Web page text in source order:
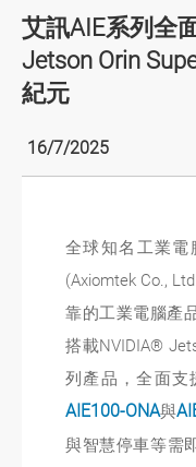
艾訊AIE系列全
Jetson Orin
紀元
16/7/2025
全球知名工業電
(Axiomtek Co.,
靠的工業電腦產
搭載NVIDIA®
列產品，全面支
AIE100-ONA與
與智慧停車等需